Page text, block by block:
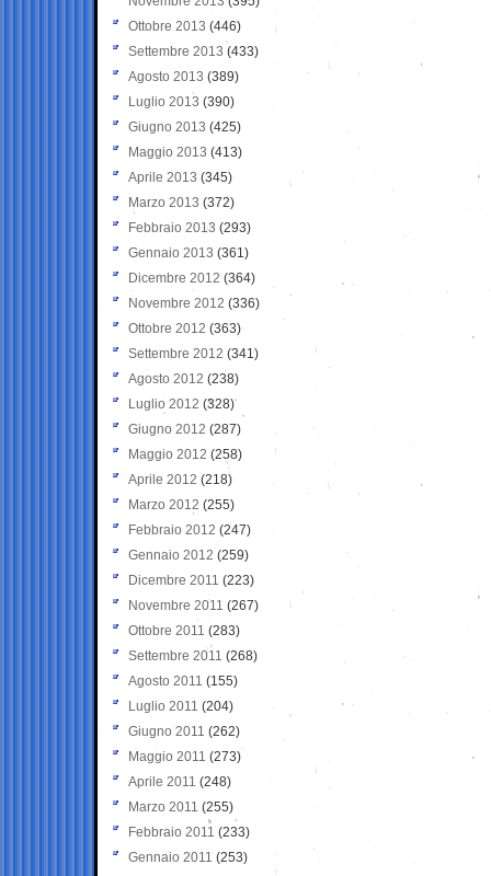
Ottobre 2013 (446)
Settembre 2013 (433)
Agosto 2013 (389)
Luglio 2013 (390)
Giugno 2013 (425)
Maggio 2013 (413)
Aprile 2013 (345)
Marzo 2013 (372)
Febbraio 2013 (293)
Gennaio 2013 (361)
Dicembre 2012 (364)
Novembre 2012 (336)
Ottobre 2012 (363)
Settembre 2012 (341)
Agosto 2012 (238)
Luglio 2012 (328)
Giugno 2012 (287)
Maggio 2012 (258)
Aprile 2012 (218)
Marzo 2012 (255)
Febbraio 2012 (247)
Gennaio 2012 (259)
Dicembre 2011 (223)
Novembre 2011 (267)
Ottobre 2011 (283)
Settembre 2011 (268)
Agosto 2011 (155)
Luglio 2011 (204)
Giugno 2011 (262)
Maggio 2011 (273)
Aprile 2011 (248)
Marzo 2011 (255)
Febbraio 2011 (233)
Gennaio 2011 (253)